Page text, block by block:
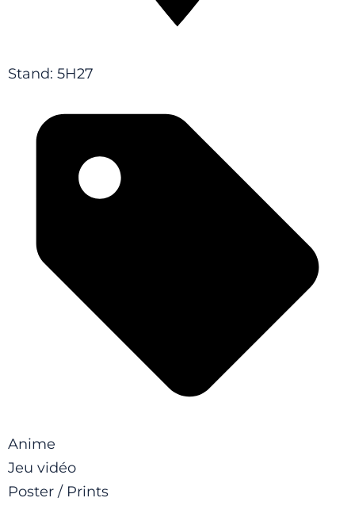
Stand: 5H27
Anime
Jeu vidéo
Poster / Prints